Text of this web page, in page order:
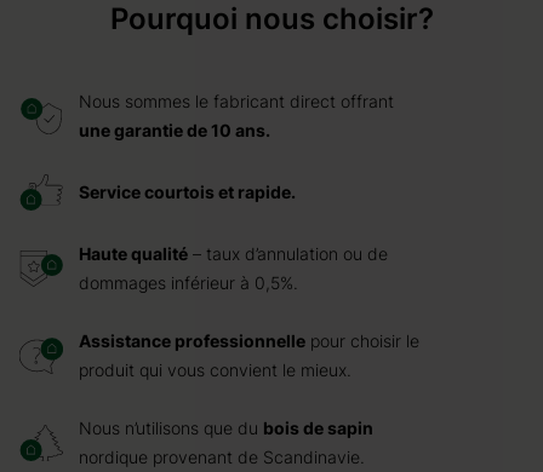
Pourquoi nous choisir?
Nous sommes le fabricant direct offrant
une garantie de 10 ans.
Service courtois et rapide.
Haute qualité – taux d’annulation ou de
dommages inférieur à 0,5%.
Assistance professionnelle pour choisir le
produit qui vous convient le mieux.
Nous n’utilisons que du bois de sapin
nordique provenant de Scandinavie.